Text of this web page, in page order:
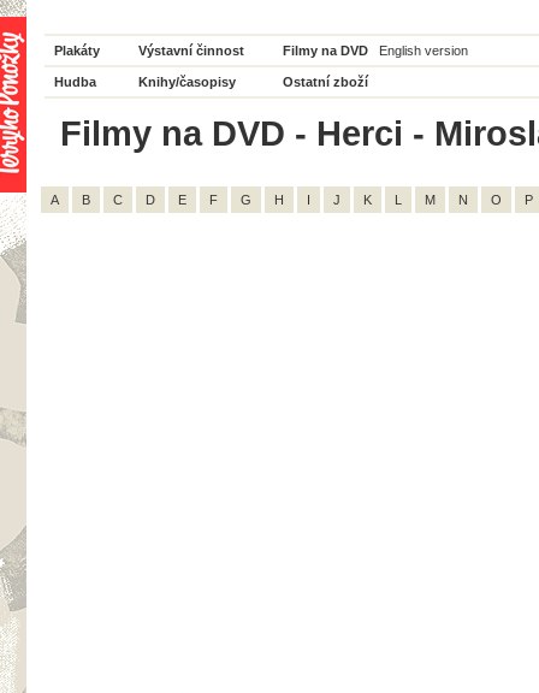
Plakáty Výstavní činnost Filmy na DVD English version
Hudba Knihy/časopisy Ostatní zboží
Filmy na DVD - Herci -
A B C D E F G H I J K L M N O P